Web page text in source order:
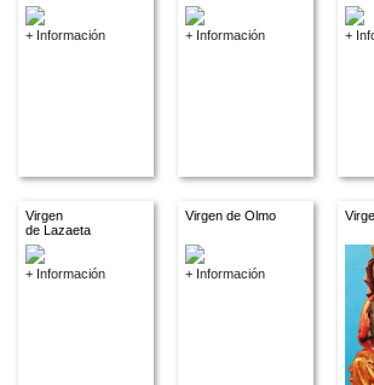
+ Información + Información +
Virgen
de Lazaeta
+ Información
Virgen de Olmo
+ Información